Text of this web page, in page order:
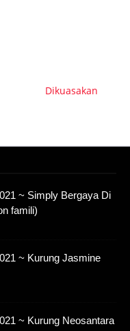
Dikuasakan
~ Simply Bergaya Di
famili)
~ Kurung Jasmine
~ Kurung Neosantara